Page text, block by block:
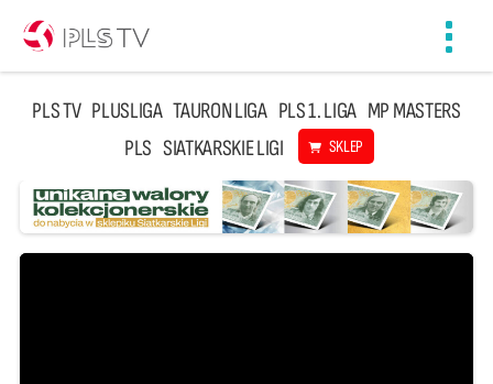
PLS TV PLUSLIGA TAURON LIGA PLS 1. LIGA MP MASTERS
PLS SIATKARSKIE LIGI SKLEP